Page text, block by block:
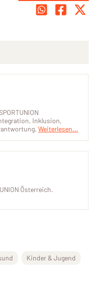
Österreich.
Inklusion,
Weiterlesen...
Kinder & Jugend